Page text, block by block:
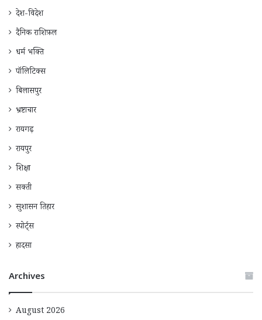
देश-विदेश
दैनिक राशिफ़ल
धर्म भक्ति
पॉलिटिक्स
बिलासपुर
भ्रष्टाचार
रायगढ़
रायपुर
शिक्षा
सक्ती
सुशासन तिहार
स्पोर्ट्स
हादसा
Archives
August 2026